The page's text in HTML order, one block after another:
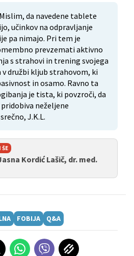
da navedene tablete
učinkov na odpravljanje
pa nimajo. Pri tem je
prevzemati aktivno
s strahovi in trening svojega
družbi kljub strahovom, ki
in osamo. Ravno ta
je tista, ki povzroči, da
neželjene
J.K.L.
ŠE
Kordić Lašič, dr. med.
FOBIJA Q&A